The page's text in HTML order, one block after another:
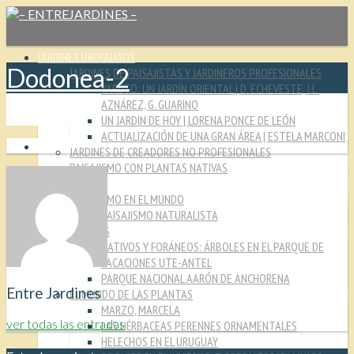
JARDINES URUGUAYOS
JARDINES DE PAISAJISTAS Y JARDINEROS PROFESIONALES
YARUTO: UN JARDÍN ORIENTAL | D. ECHEVESTE, J.L.
AZNÁREZ, G. GUARINO
UN JARDÍN DE HOY | LORENA PONCE DE LEÓN
ACTUALIZACIÓN DE UNA GRAN ÁREA | ESTELA MARCONI
JARDINES DE CREADORES NO PROFESIONALES
PAISAJISMO CON PLANTAS NATIVAS
PAISAJISMO EN EL MUNDO
PAISAJISMO NATURALISTA
MIRADAS
NATIVOS Y FORÁNEOS: ÁRBOLES EN EL PARQUE DE
VACACIONES UTE-ANTEL
PARQUE NACIONAL AARÓN DE ANCHORENA
EL MUNDO DE LAS PLANTAS
MARZO, MARCELA
LAS HÉRBACEAS PERENNES ORNAMENTALES
HELECHOS EN EL URUGUAY
Dodonea-2
Entre Jardines
ver todas las entradas